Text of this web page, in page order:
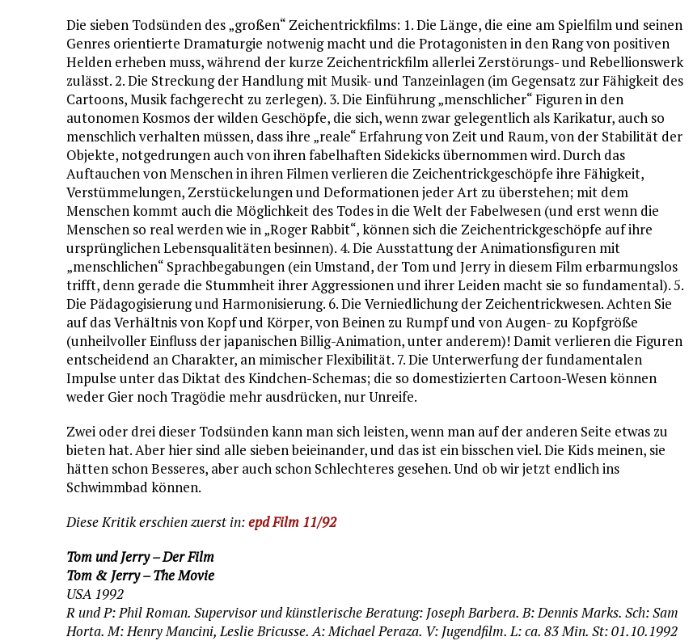
Die sieben Todsünden des „großen“ Zeichentrickfilms: 1. Die Länge, die eine am Spielfilm und seinen
Genres orientierte Dramaturgie notwenig macht und die Protagonisten in den Rang von positiven
Helden erheben muss, während der kurze Zeichentrickfilm allerlei Zerstörungs- und Rebellionswerk
zulässt. 2. Die Streckung der Handlung mit Musik- und Tanzeinlagen (im Gegensatz zur Fähigkeit des
Cartoons, Musik fachgerecht zu zerlegen). 3. Die Einführung „menschlicher“ Figuren in den
autonomen Kosmos der wilden Geschöpfe, die sich, wenn zwar gelegentlich als Karikatur, auch so
menschlich verhalten müssen, dass ihre „reale“ Erfahrung von Zeit und Raum, von der Stabilität der
Objekte, notgedrungen auch von ihren fabelhaften Sidekicks übernommen wird. Durch das
Auftauchen von Menschen in ihren Filmen verlieren die Zeichentrickgeschöpfe ihre Fähigkeit,
Verstümmelungen, Zerstückelungen und Deformationen jeder Art zu überstehen; mit dem
Menschen kommt auch die Möglichkeit des Todes in die Welt der Fabelwesen (und erst wenn die
Menschen so real werden wie in „Roger Rabbit“, können sich die Zeichentrickgeschöpfe auf ihre
ursprünglichen Lebensqualitäten besinnen). 4. Die Ausstattung der Animationsfiguren mit
„menschlichen“ Sprachbegabungen (ein Umstand, der Tom und Jerry in diesem Film erbarmungslos
trifft, denn gerade die Stummheit ihrer Aggressionen und ihrer Leiden macht sie so fundamental). 5.
Die Pädagogisierung und Harmonisierung. 6. Die Verniedlichung der Zeichentrickwesen. Achten Sie
auf das Verhältnis von Kopf und Körper, von Beinen zu Rumpf und von Augen- zu Kopfgröße
(unheilvoller Einfluss der japanischen Billig-Animation, unter anderem)! Damit verlieren die Figuren
entscheidend an Charakter, an mimischer Flexibilität. 7. Die Unterwerfung der fundamentalen
Impulse unter das Diktat des Kindchen-Schemas; die so domestizierten Cartoon-Wesen können
weder Gier noch Tragödie mehr ausdrücken, nur Unreife.
Zwei oder drei dieser Todsünden kann man sich leisten, wenn man auf der anderen Seite etwas zu
bieten hat. Aber hier sind alle sieben beieinander, und das ist ein bisschen viel. Die Kids meinen, sie
hätten schon Besseres, aber auch schon Schlechteres gesehen. Und ob wir jetzt endlich ins
Schwimmbad können.
Diese Kritik erschien zuerst in:epd Film 11/92
Tom und Jerry – Der Film
Tom & Jerry – The Movie
USA 1992
R und P: Phil Roman. Supervisor und künstlerische Beratung: Joseph Barbera. B: Dennis Marks. Sch: Sam
Horta. M: Henry Mancini, Leslie Bricusse. A: Michael Peraza. V: Jugendfilm. L: ca. 83 Min. St: 01.10.1992